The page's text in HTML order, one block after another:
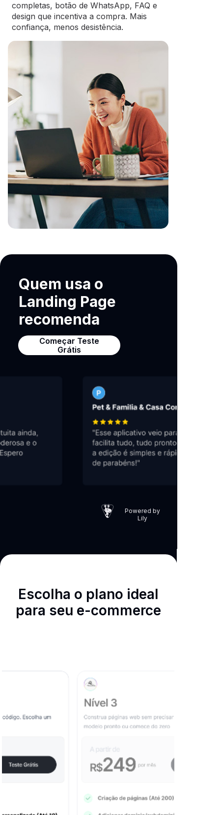
completas, botão de WhatsApp, FAQ e
design que incentiva a compra. Mais
confiança, menos desistência.
Quem usa o
Landing Page
recomenda
Começar Teste
Grátis
Powered by
Lily
Escolha o plano ideal
para seu e-commerce